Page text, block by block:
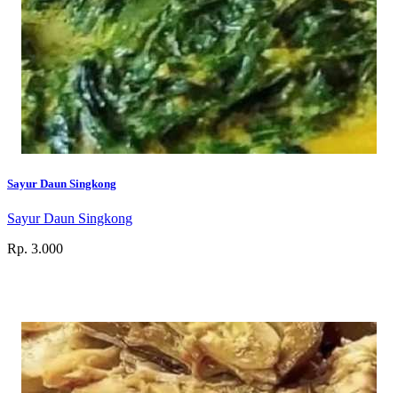
Sayur Daun Singkong
Sayur Daun Singkong
Rp. 3.000